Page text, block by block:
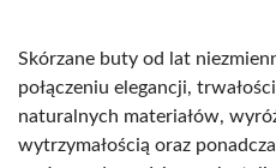
Skórzane buty od lat
połączeniu elegancji,
naturalnych materiałów,
wytrzymałością oraz